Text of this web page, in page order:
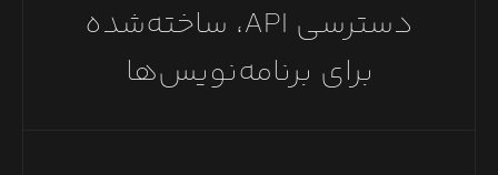
دسترسی API، ساخته‌شده
برای برنامه‌نویس‌ها